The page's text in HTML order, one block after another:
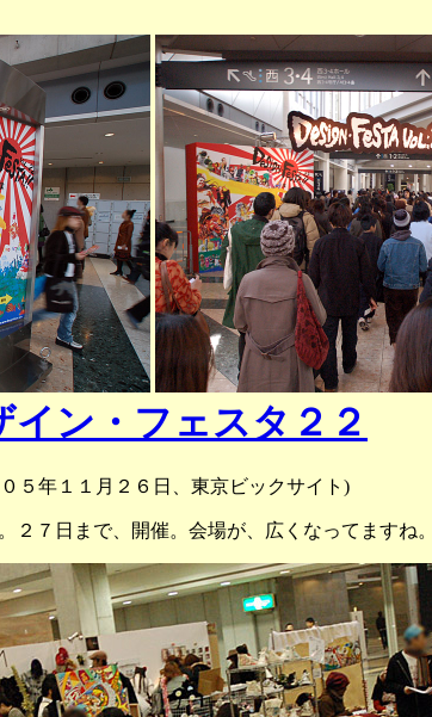
イン・フェスタ２２
５年１１月２６日、東京ビックサイト)
２７日まで、開催。会場が、広くなってますね。